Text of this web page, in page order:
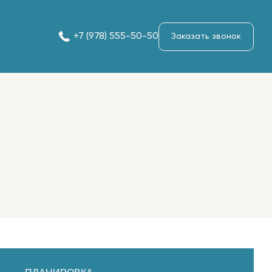
+7 (978) 555-50-50 Заказать звонок